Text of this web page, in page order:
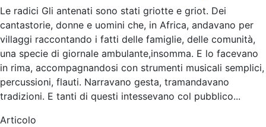
Le radici Gli antenati sono stati griotte e griot. Dei
cantastorie, donne e uomini che, in Africa, andavano per
villaggi raccontando i fatti delle famiglie, delle comunità,
una specie di giornale ambulante,insomma. E lo facevano
in rima, accompagnandosi con strumenti musicali semplici,
percussioni, flauti. Narravano gesta, tramandavano
tradizioni. E tanti di questi intessevano col pubblico...
Articolo